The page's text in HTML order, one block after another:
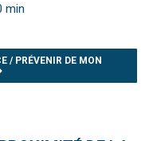
min
/ PRÉVENIR DE MON